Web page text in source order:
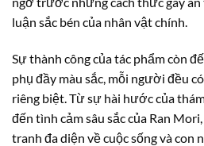
luận sắc bén của nhân vật chính.
Sự thành công của tác phẩm còn
phụ đầy màu sắc, mỗi người đều
riêng biệt. Từ sự hài hước của
đến tình cảm sâu sắc của Ran
tranh đa diện về cuộc sống và con